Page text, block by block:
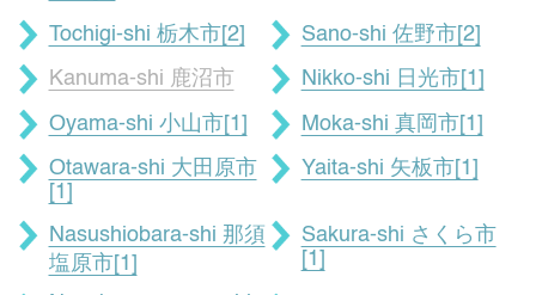
Tochigi-shi 栃木市[2] Sano-shi 佐野市[2]
Kanuma-shi 鹿沼市 Nikko-shi 日光市[1]
Oyama-shi 小山市[1] Moka-shi 真岡市[1]
Otawara-shi 大田原市
[1]
Yaita-shi 矢板市[1]
Nasushiobara-shi 那須
塩原市[1]
Sakura-shi さくら市
[1]